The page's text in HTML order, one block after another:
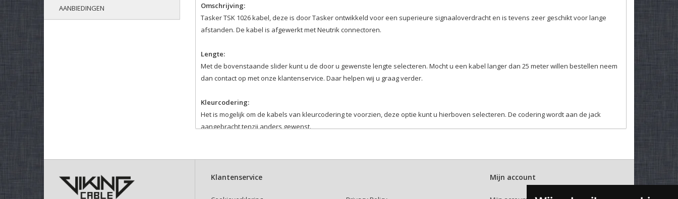
AANBIEDINGEN
Omschrijving:
Tasker TSK 1026 kabel, deze is door Tasker ontwikkeld voor een superieure signaaloverdracht en is tevens zeer geschikt voor lange
afstanden. De kabel is afgewerkt met Neutrik connectoren.
Lengte:
Met de bovenstaande slider kunt u de door u gewenste lengte selecteren. Mocht u een kabel langer dan 25 meter willen bestellen neem
dan contact op met onze klantenservice. Daar helpen wij u graag verder.
Kleurcodering:
Het is mogelijk om de kabels van kleurcodering te voorzien, deze optie kunt u hierboven selecteren. De codering wordt aan de jack
aangebracht tenzij anders gewenst.
Selecteer hierboven of u een kabelbinder bij uw kabel wenst.
Deze klittenband kabelbinders zijn makkelijk en veelvuldig te gebruiken.
Klantenservice Mijn account